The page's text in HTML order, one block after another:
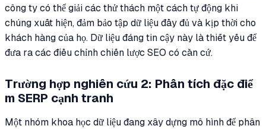
công ty có thể giải các thử thách một cách tự động khi
chúng xuất hiện, đảm bảo tập dữ liệu đầy đủ và kịp thời cho
khách hàng của họ. Dữ liệu đáng tin cậy này là thiết yếu để
đưa ra các điều chỉnh chiến lược SEO có căn cứ.
Trường hợp nghiên cứu 2: Phân tích đặc điể
m SERP cạnh tranh
Một nhóm khoa học dữ liệu đang xây dựng mô hình để phân